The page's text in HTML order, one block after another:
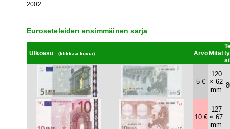
2002.
Euroseteleiden ensimmäinen sarja
Ulkoasu (klikkaa kuvia) Arvo Mitat
5 €
120
× 62
mm
10 €
127
× 67
mm